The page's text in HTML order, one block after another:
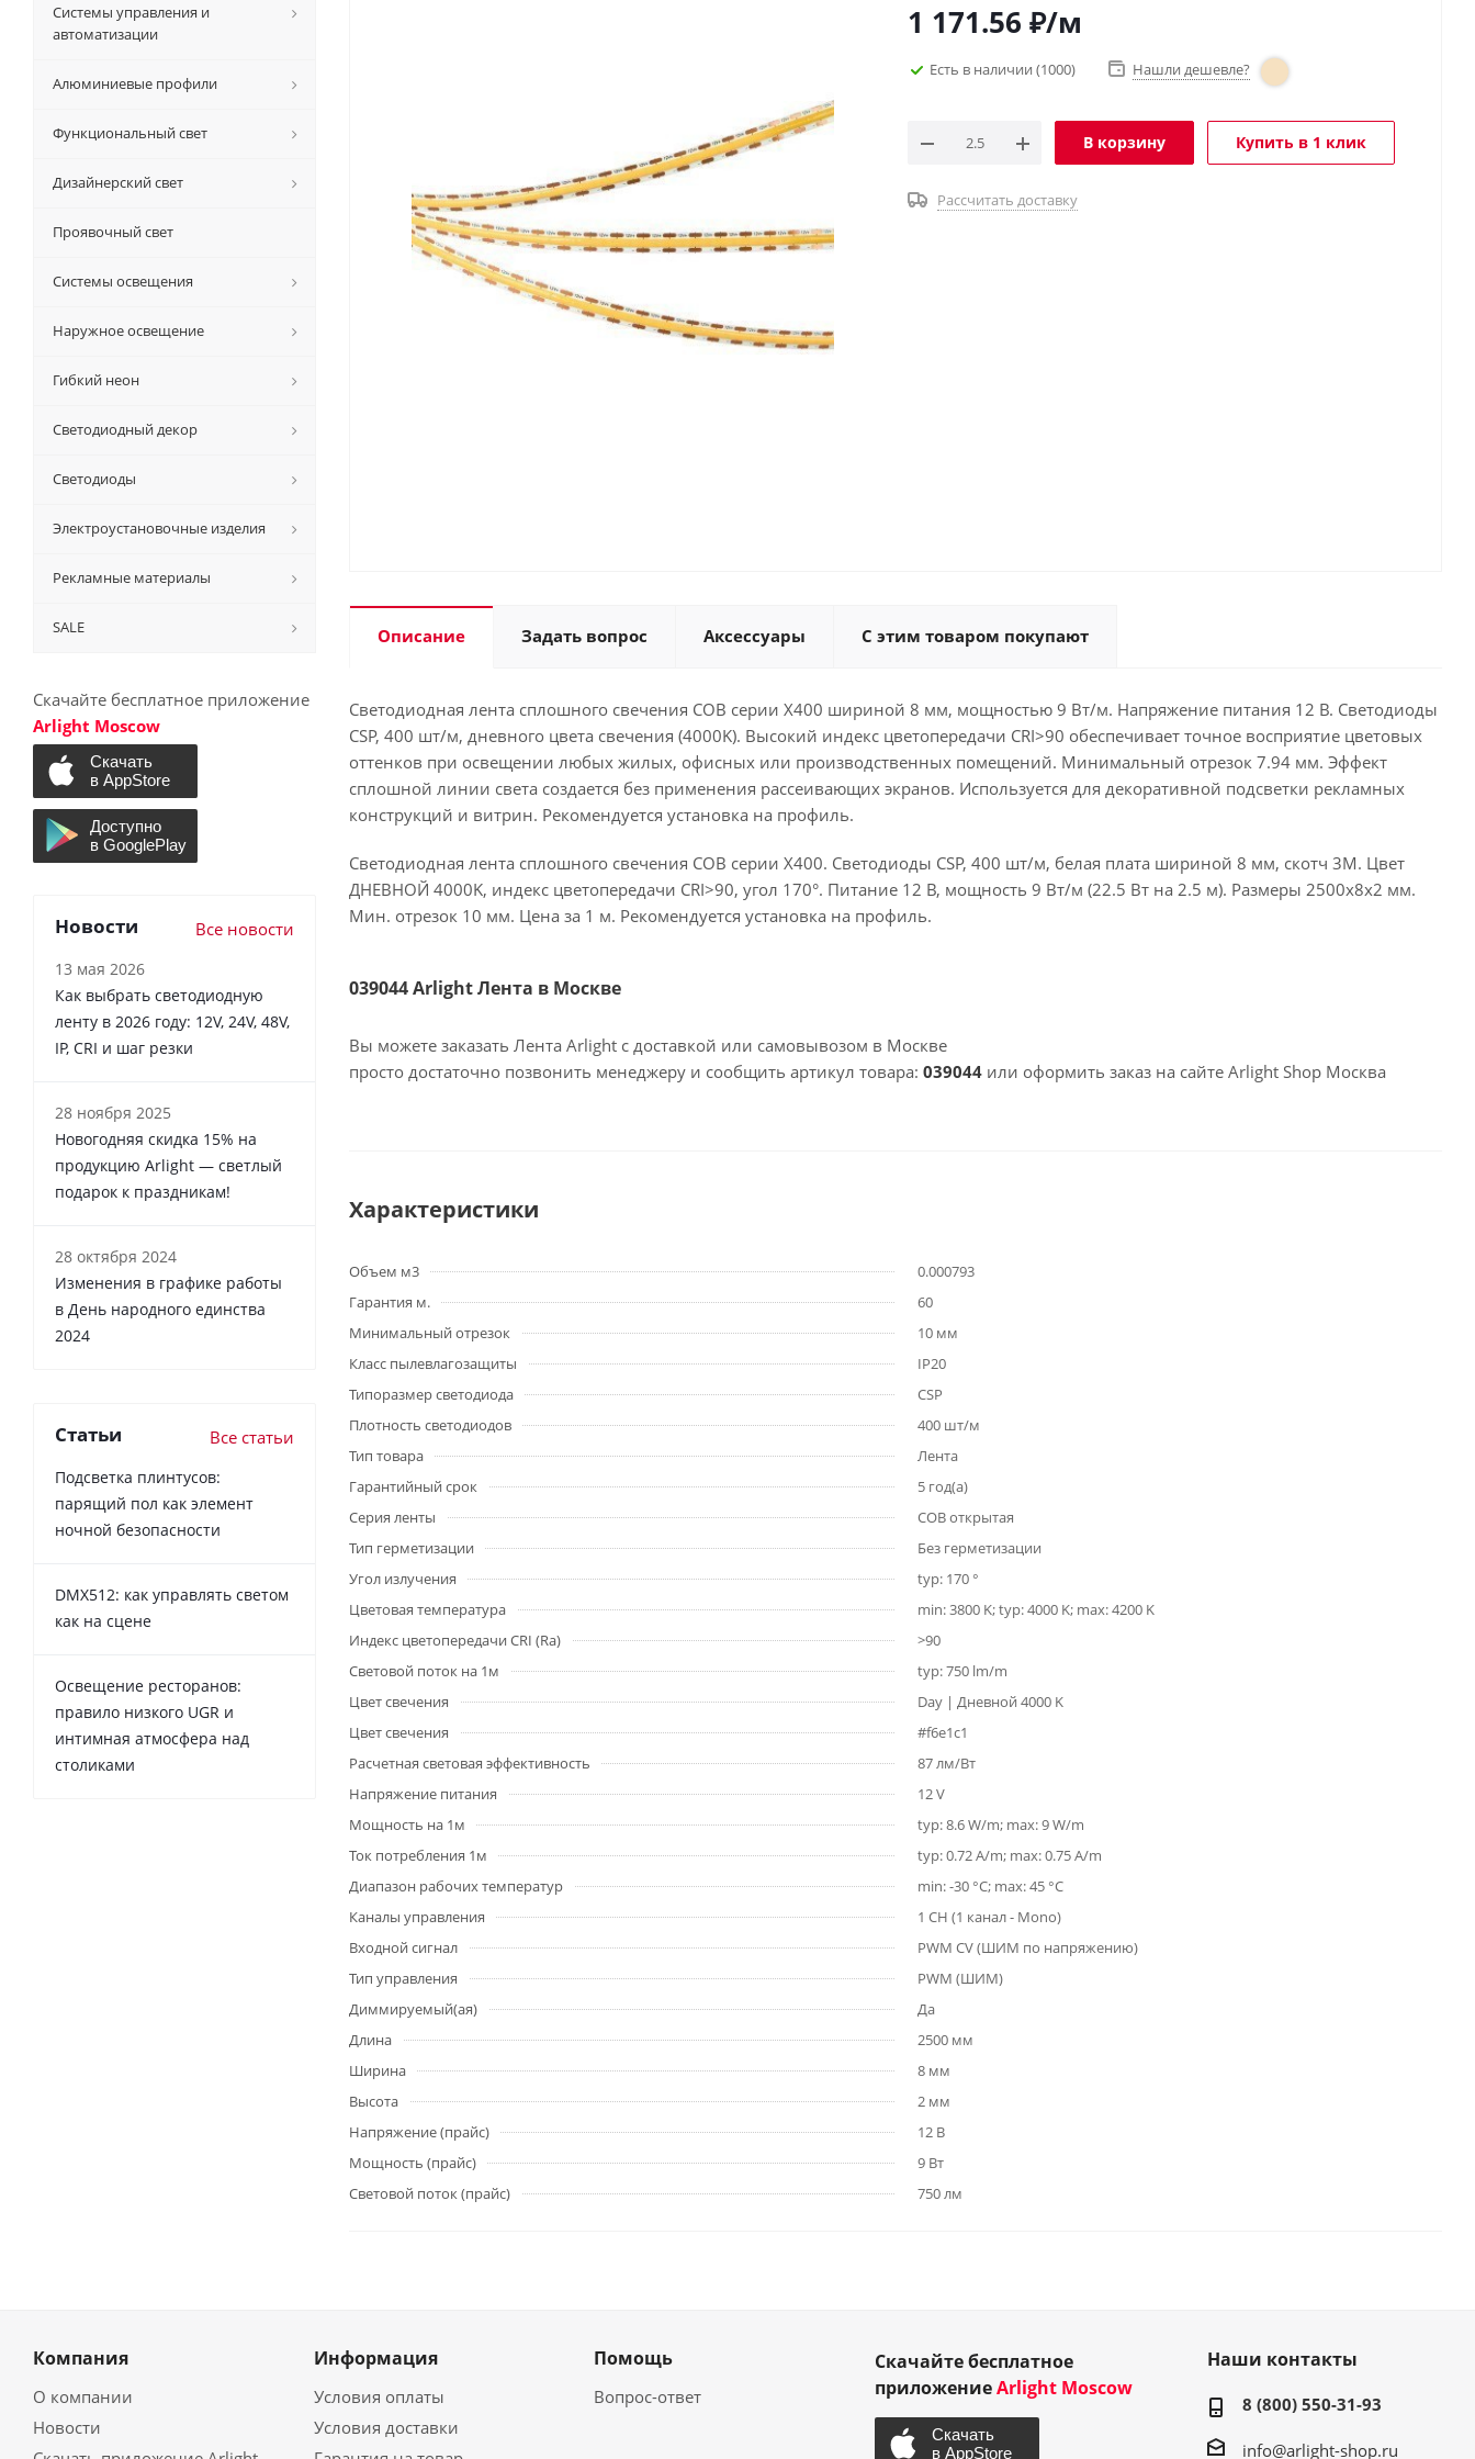
1 171.56 ₽/м
Есть в наличии (1000) Нашли дешевле?
В корзину Купить в 1 клик
Рассчитать доставку
Описание Задать вопрос Аксессуары С этим товаром покупают
Светодиодная лента сплошного свечения COB серии X400 шириной 8 мм, мощностью 9 Вт/м. Напряжение питания 12 В. Светодиоды
CSP, 400 шт/м, дневного цвета свечения (4000K). Высокий индекс цветопередачи CRI>90 обеспечивает точное восприятие цветовых
оттенков при освещении любых жилых, офисных или производственных помещений. Минимальный отрезок 7.94 мм. Эффект
сплошной линии света создается без применения рассеивающих экранов. Используется для декоративной подсветки рекламных
конструкций и витрин. Рекомендуется установка на профиль.
Светодиодная лента сплошного свечения COB серии X400. Светодиоды CSP, 400 шт/м, белая плата шириной 8 мм, скотч 3M. Цвет
ДНЕВНОЙ 4000K, индекс цветопередачи CRI>90, угол 170°. Питание 12 В, мощность 9 Вт/м (22.5 Вт на 2.5 м). Размеры 2500х8х2 мм.
Мин. отрезок 10 мм. Цена за 1 м. Рекомендуется установка на профиль.
039044 Arlight Лента в Москве
Вы можете заказать Лента Arlight с доставкой или самовывозом в Москве
просто достаточно позвонить менеджеру и сообщить артикул товара: 039044 или оформить заказ на сайте Arlight Shop Москва
Характеристики
Объем м3
0.000793
Гарантия м.
60
Минимальный отрезок
10 мм
Класс пылевлагозащиты
IP20
Типоразмер светодиода
CSP
Плотность светодиодов
400 шт/м
Тип товара
Лента
Гарантийный срок
5 год(а)
Серия ленты
COB открытая
Тип герметизации
Без герметизации
Угол излучения
typ: 170 °
Цветовая температура
min: 3800 K; typ: 4000 K; max: 4200 K
Индекс цветопередачи CRI (Ra)
>90
Световой поток на 1м
typ: 750 lm/m
Цвет свечения
Day | Дневной 4000 K
Цвет свечения
#f6e1c1
Расчетная световая эффективность
87 лм/Вт
Напряжение питания
12 V
Мощность на 1м
typ: 8.6 W/m; max: 9 W/m
Ток потребления 1м
typ: 0.72 A/m; max: 0.75 A/m
Диапазон рабочих температур
min: -30 °C; max: 45 °C
Каналы управления
1 CH (1 канал - Mono)
Входной сигнал
PWM СV (ШИМ по напряжению)
Тип управления
PWM (ШИМ)
Диммируемый(ая)
Да
Длина
2500 мм
Ширина
8 мм
Высота
2 мм
Напряжение (прайс)
12 В
Мощность (прайс)
9 Вт
Световой поток (прайс)
750 лм
Системы управления и
автоматизации
Алюминиевые профили
Функциональный свет
Дизайнерский свет
Проявочный свет
Системы освещения
Наружное освещение
Гибкий неон
Светодиодный декор
Светодиоды
Электроустановочные изделия
Рекламные материалы
SALE
Скачайте бесплатное приложение
Arlight Moscow
Новости Все новости
13 мая 2026
Как выбрать светодиодную
ленту в 2026 году: 12V, 24V, 48V,
IP, CRI и шаг резки
28 ноября 2025
Новогодняя скидка 15% на
продукцию Arlight — светлый
подарок к праздникам!
28 октября 2024
Изменения в графике работы
в День народного единства
2024
Статьи Все статьи
Подсветка плинтусов:
парящий пол как элемент
ночной безопасности
DMX512: как управлять светом
как на сцене
Освещение ресторанов:
правило низкого UGR и
интимная атмосфера над
столиками
Компания
О компании
Новости
Информация
Условия оплаты
Условия доставки
Помощь
Вопрос-ответ
Скачайте бесплатное
приложениеArlight Moscow
Наши контакты
8 (800) 550-31-93
info@arlight-shop.ru